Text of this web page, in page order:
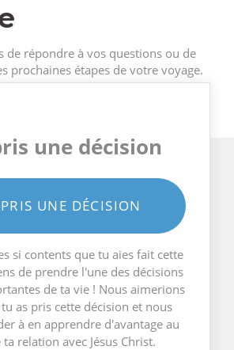
de répondre à vos questions ou de
prochaines étapes de votre voyage.
une décision
UNE DÉCISION
si contents que tu aies fait cette
de prendre l'une des décisions
de ta vie ! Nous aimerions
as pris cette décision et nous
à en apprendre d'avantage au
ta relation avec Jésus Christ.